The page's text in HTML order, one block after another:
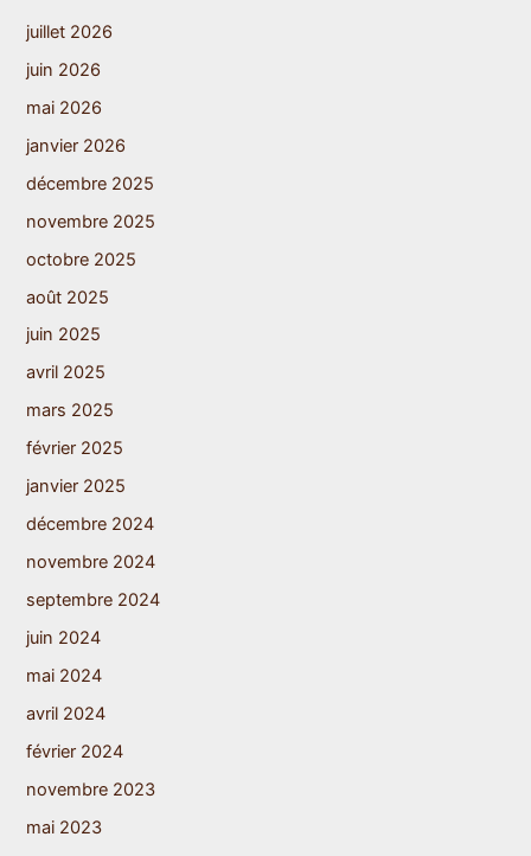
juillet 2026
juin 2026
mai 2026
janvier 2026
décembre 2025
novembre 2025
octobre 2025
août 2025
juin 2025
avril 2025
mars 2025
février 2025
janvier 2025
décembre 2024
novembre 2024
septembre 2024
juin 2024
mai 2024
avril 2024
février 2024
novembre 2023
mai 2023